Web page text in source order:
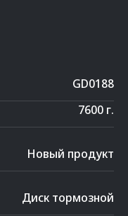
GD0188
7600 г.
Новый продукт
Диск тормозной